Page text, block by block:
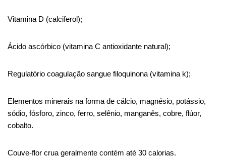
Vitamina D (calciferol);
Ácido ascórbico (vitamina C antioxidante natural);
Regulatório coagulação sangue filoquinona (vitamina k);
Elementos minerais na forma de cálcio, magnésio, potássio,
sódio, fósforo, zinco, ferro, selênio, manganês, cobre, flúor,
cobalto.
Couve-flor crua geralmente contém até 30 calorias.